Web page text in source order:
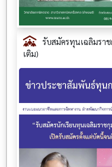
รับสมัครทุนเฉลิมรา
เติม)